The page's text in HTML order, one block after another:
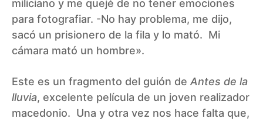
miliciano y me quejé de no tener emociones
para fotografiar. -No hay problema, me dijo,
sacó un prisionero de la fila y lo mató. Mi
cámara mató un hombre».
Este es un fragmento del guión de Antes de la
lluvia, excelente película de un joven realizador
macedonio. Una y otra vez nos hace falta que,